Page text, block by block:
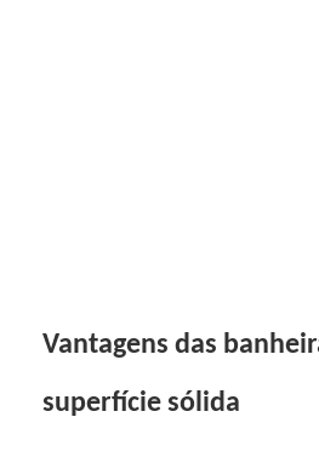
Vantagens das
superfície sólida